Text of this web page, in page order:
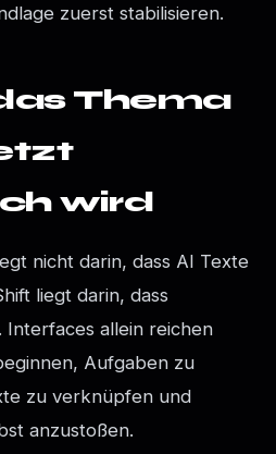
zuerst stabilisieren.
Thema
wird
nicht darin, dass AI Texte
liegt darin, dass
allein reichen
Aufgaben zu
zu verknüpfen und
anzustoßen.